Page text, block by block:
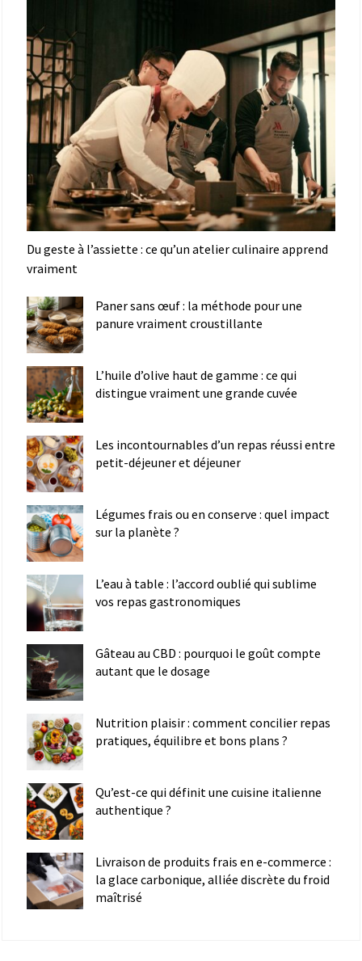
Du geste à l’assiette : ce qu’un atelier culinaire apprend
vraiment
Paner sans œuf : la méthode pour une
panure vraiment croustillante
L’huile d’olive haut de gamme : ce qui
distingue vraiment une grande cuvée
Les incontournables d’un repas réussi entre
petit-déjeuner et déjeuner
Légumes frais ou en conserve : quel impact
sur la planète ?
L’eau à table : l’accord oublié qui sublime
vos repas gastronomiques
Gâteau au CBD : pourquoi le goût compte
autant que le dosage
Nutrition plaisir : comment concilier repas
pratiques, équilibre et bons plans ?
Qu’est-ce qui définit une cuisine italienne
authentique ?
Livraison de produits frais en e-commerce :
la glace carbonique, alliée discrète du froid
maîtrisé